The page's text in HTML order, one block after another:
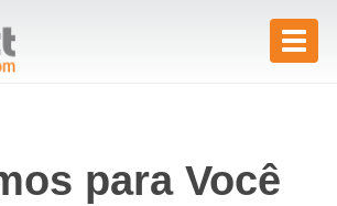
para Você